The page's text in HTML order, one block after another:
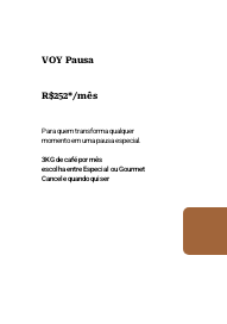
VOY Pausa
R$252*/mês
Para quem transforma qualquer
momento em uma pausa especial.
3KG de café por mês
escolha entre Especial ou Gourmet
Cancele quando quiser